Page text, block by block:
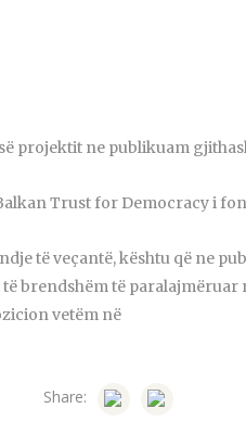
projektit ne publikuam
Trust for Democracy i
të veçantë, kështu që ne
brendshëm të paralajmëruar
vetëm në
Share: